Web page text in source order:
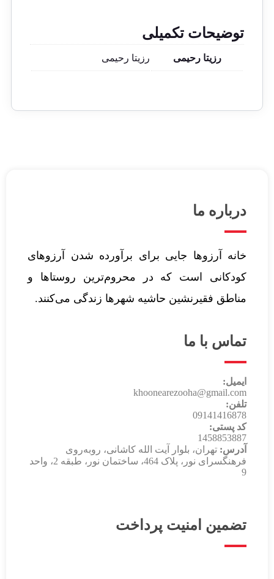
توضیحات تکمیلی
رزیتا رحیمی رزیتا رحیمی
درباره ما
خانه آرزوها جایی برای برآورده شدن آرزوهای
کودکانی است که در محروم‌ترین روستاها و
مناطق فقیرنشین حاشیه شهرها زندگی می‌کنند.‌
تماس با ما
ایمیل:
khoonearezooha@gmail.com
تلفن:
09141416878
کد پستی:
1458853887
آدرس: تهران، بلوار آیت الله کاشانی، روبه‌روی
فرهنگسرای نور، پلاک 464، ساختمان نور، طبقه 2، واحد
9
تضمین امنیت پرداخت